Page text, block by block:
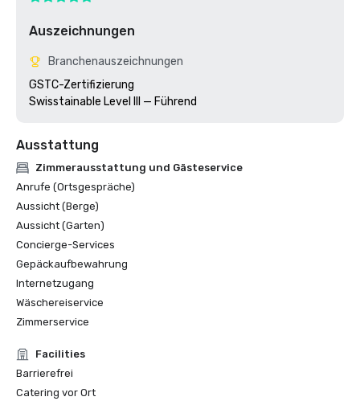
Auszeichnungen
Branchenauszeichnungen
GSTC-Zertifizierung
Ausstattung
Zimmerausstattung und Gästeservice
Anrufe (Ortsgespräche)
Aussicht (Berge)
Aussicht (Garten)
Concierge-Services
Gepäckaufbewahrung
Internetzugang
Wäschereiservice
Zimmerservice
Facilities
Barrierefrei
Catering vor Ort